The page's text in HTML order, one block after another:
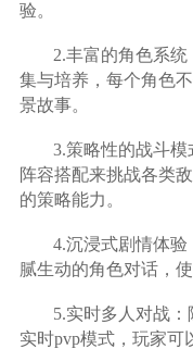
验。
2.丰富的角色系
集与培养，每个角色
景故事。
3.策略性的战斗
阵容搭配来挑战各类
的策略能力。
4.沉浸式剧情体
腻生动的角色对话，
5.实时多人对战
实时pvp模式，玩家可